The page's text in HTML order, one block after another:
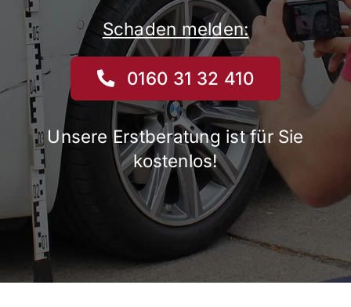
Schaden melden:
0160 31 32 410
Unsere Erstberatung ist für Sie
kostenlos!